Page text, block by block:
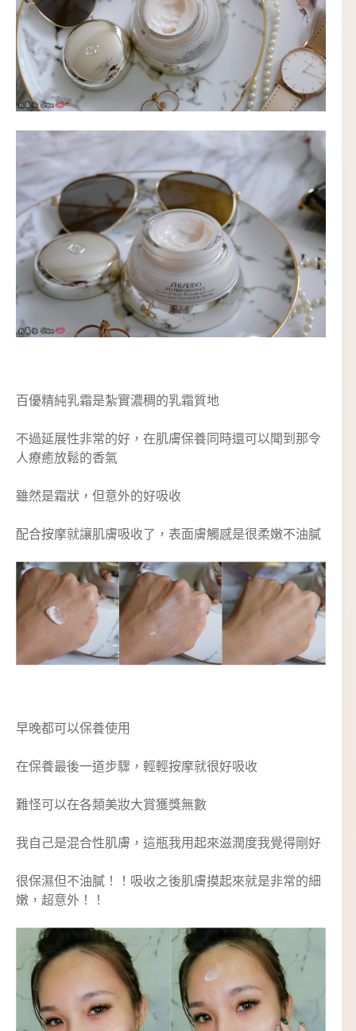
百優精純乳霜是紮實濃稠的乳霜質地
不過延展性非常的好，在肌膚保養同時還可以聞到那令
人療癒放鬆的香氣
雖然是霜狀，但意外的好吸收
配合按摩就讓肌膚吸收了，表面膚觸感是很柔嫩不油膩
早晚都可以保養使用
在保養最後一道步驟，輕輕按摩就很好吸收
難怪可以在各類美妝大賞獲獎無數
我自己是混合性肌膚，這瓶我用起來滋潤度我覺得剛好
很保濕但不油膩！！吸收之後肌膚摸起來就是非常的細
嫩，超意外！！